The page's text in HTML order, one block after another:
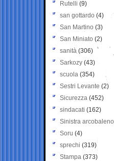
Rutelli (9)
san gottardo (4)
San Martino (3)
San Miniato (2)
sanità (306)
Sarkozy (43)
scuola (354)
Sestri Levante (2)
Sicurezza (452)
sindacati (162)
Sinistra arcobaleno
Soru (4)
sprechi (319)
Stampa (373)